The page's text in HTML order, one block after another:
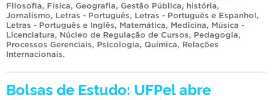
Filosofia, Física, Geografia, Gestão Pública, história,
Jornalismo, Letras - Português, Letras - Português e Espanhol,
Letras - Português e Inglês, Matemática, Medicina, Música -
Licenciatura, Núcleo de Regulação de Cursos, Pedagogia,
Processos Gerenciais, Psicologia, Química, Relações
Internacionais.
Bolsas de Estudo: UFPel abre